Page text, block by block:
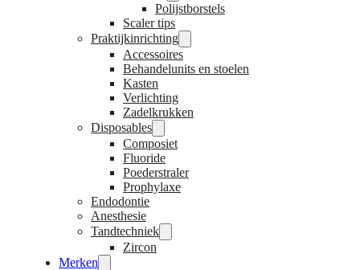
Polijstborstels
Scaler tips
Praktijkinrichting
Accessoires
Behandelunits en stoelen
Kasten
Verlichting
Zadelkrukken
Disposables
Composiet
Fluoride
Poederstraler
Prophylaxe
Endodontie
Anesthesie
Tandtechniek
Zircon
Merken